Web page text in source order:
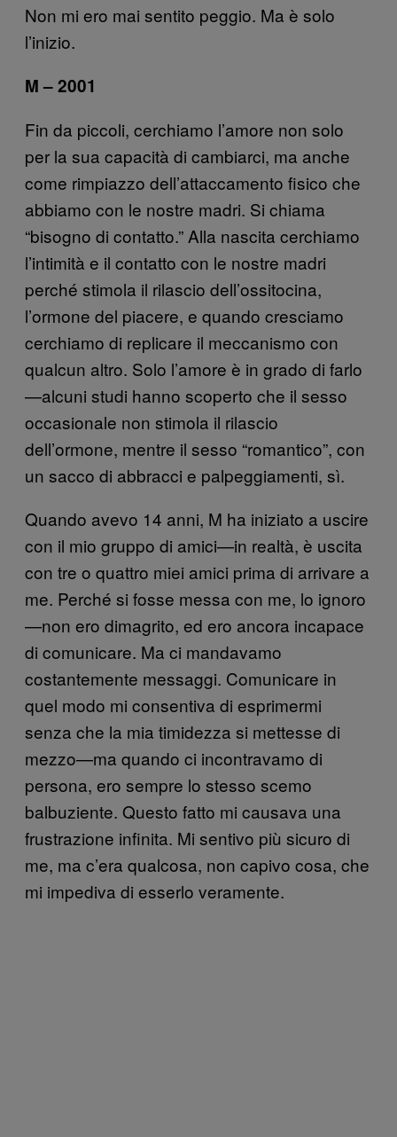
Non mi ero mai sentito peggio. Ma è solo
l’inizio.
M – 2001
Fin da piccoli, cerchiamo l’amore non solo
per la sua capacità di cambiarci, ma anche
come rimpiazzo dell’attaccamento fisico che
abbiamo con le nostre madri. Si chiama
“bisogno di contatto.” Alla nascita cerchiamo
l’intimità e il contatto con le nostre madri
perché stimola il rilascio dell’ossitocina,
l’ormone del piacere, e quando cresciamo
cerchiamo di replicare il meccanismo con
qualcun altro. Solo l’amore è in grado di farlo
—alcuni studi hanno scoperto che il sesso
occasionale non stimola il rilascio
dell’ormone, mentre il sesso “romantico”, con
un sacco di abbracci e palpeggiamenti, sì.
Quando avevo 14 anni, M ha iniziato a uscire
con il mio gruppo di amici—in realtà, è uscita
con tre o quattro miei amici prima di arrivare a
me. Perché si fosse messa con me, lo ignoro
—non ero dimagrito, ed ero ancora incapace
di comunicare. Ma ci mandavamo
costantemente messaggi. Comunicare in
quel modo mi consentiva di esprimermi
senza che la mia timidezza si mettesse di
mezzo—ma quando ci incontravamo di
persona, ero sempre lo stesso scemo
balbuziente. Questo fatto mi causava una
frustrazione infinita. Mi sentivo più sicuro di
me, ma c’era qualcosa, non capivo cosa, che
mi impediva di esserlo veramente.